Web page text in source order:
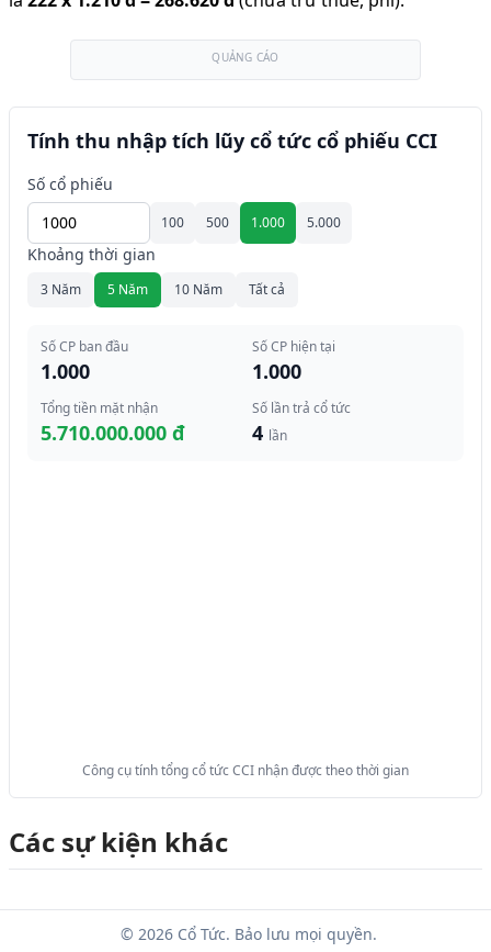
QUẢNG CÁO
Tính thu nhập tích lũy cổ tức cổ phiếu CCI
Số cổ phiếu
100 500 1.000 5.000
Khoảng thời gian
3 Năm 5 Năm 10 Năm Tất cả
Số CP ban đầu
1.000
Số CP hiện tại
1.000
Tổng tiền mặt nhận
5.710.000.000 đ
Số lần trả cổ tức
4 lần
Công cụ tính tổng cổ tức CCI nhận được theo thời gian
Các sự kiện khác
© 2026 Cổ Tức. Bảo lưu mọi quyền.